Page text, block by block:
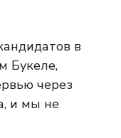
в
Букеле,
через
и мы не